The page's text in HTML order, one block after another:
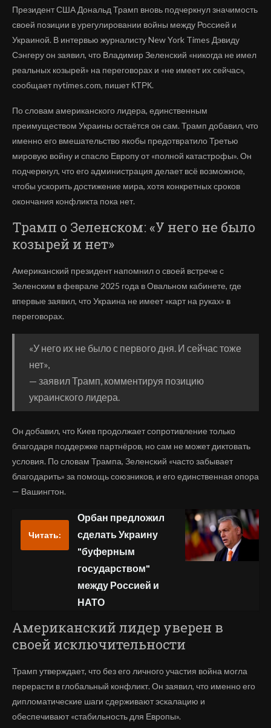
Президент США Дональд Трамп вновь подчеркнул значимость
своей позиции в урегулировании войны между Россией и
Украиной. В интервью журналисту New York Times Дэвиду
Сэнгеру он заявил, что Владимир Зеленский «никогда не имел
реальных козырей» на переговорах и «не имеет их сейчас»,
сообщает nytimes.com, пишет КТРК.
По словам американского лидера, единственным
преимуществом Украины остаётся он сам. Трамп добавил, что
именно его вмешательство якобы предотвратило Третью
мировую войну и спасло Европу от «полной катастрофы». Он
подчеркнул, что его администрация делает всё возможное,
чтобы ускорить достижение мира, хотя конкретных сроков
окончания конфликта пока нет.
Трамп о Зеленском: «У него не было
козырей и нет»
Американский президент напомнил о своей встрече с
Зеленским в феврале 2025 года в Овальном кабинете, где
впервые заявил, что Украина не имеет «карт на руках» в
переговорах.
«У него их не было с первого дня. И сейчас тоже
нет»,
— заявил Трамп, комментируя позицию
украинского лидера.
Он добавил, что Киев продолжает сопротивление только
благодаря поддержке партнёров, но сам не может диктовать
условия. По словам Трампа, Зеленский «часто забывает
благодарить» за помощь союзников, и его единственная опора
— Вашингтон.
Читать:
Орбан предложил
сделать Украину
"буферным
государством"
между Россией и
НАТО
Американский лидер уверен в
своей исключительности
Трамп утверждает, что без его личного участия война могла
перерасти в глобальный конфликт. Он заявил, что именно его
дипломатические шаги сдерживают эскалацию и
обеспечивают «стабильность для Европы».